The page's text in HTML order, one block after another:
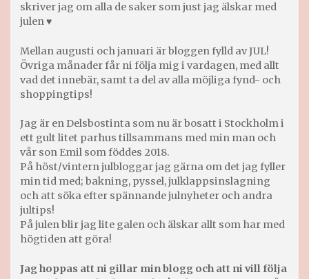
skriver jag om alla de saker som just jag älskar med
julen ♥
Mellan augusti och januari är bloggen fylld av JUL!
Övriga månader får ni följa mig i vardagen, med allt
vad det innebär, samt ta del av alla möjliga fynd- och
shoppingtips!
Jag är en Delsbostinta som nu är bosatt i Stockholm i
ett gult litet parhus tillsammans med min man och
vår son Emil som föddes 2018.
På höst/vintern julbloggar jag gärna om det jag fyller
min tid med; bakning, pyssel, julklappsinslagning
och att söka efter spännande julnyheter och andra
jultips!
På julen blir jag lite galen och älskar allt som har med
högtiden att göra!
Jag hoppas att ni gillar min blogg och att ni vill följa